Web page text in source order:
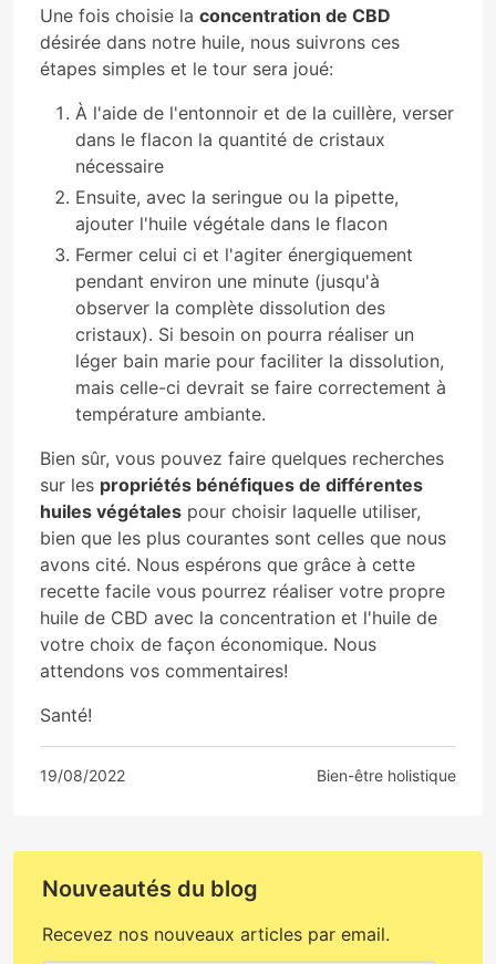
Une fois choisie la concentration de CBD
désirée dans notre huile, nous suivrons ces
étapes simples et le tour sera joué:
À l'aide de l'entonnoir et de la cuillère, verser
dans le flacon la quantité de cristaux
nécessaire
Ensuite, avec la seringue ou la pipette,
ajouter l'huile végétale dans le flacon
Fermer celui ci et l'agiter énergiquement
pendant environ une minute (jusqu'à
observer la complète dissolution des
cristaux). Si besoin on pourra réaliser un
léger bain marie pour faciliter la dissolution,
mais celle-ci devrait se faire correctement à
température ambiante.
Bien sûr, vous pouvez faire quelques recherches
sur les propriétés bénéfiques de différentes
huiles végétales pour choisir laquelle utiliser,
bien que les plus courantes sont celles que nous
avons cité. Nous espérons que grâce à cette
recette facile vous pourrez réaliser votre propre
huile de CBD avec la concentration et l'huile de
votre choix de façon économique. Nous
attendons vos commentaires!
Santé!
19/08/2022 Bien-être holistique
Nouveautés du blog
Recevez nos nouveaux articles par email.